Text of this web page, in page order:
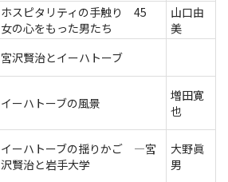
ホスピタリティの手触り 45
女の心をもった男たち
山口由
美
宮沢賢治とイーハトーブ
イーハトーブの風景
増田寛
也
イーハトーブの揺りかご ―宮
沢賢治と岩手大学
大野眞
男